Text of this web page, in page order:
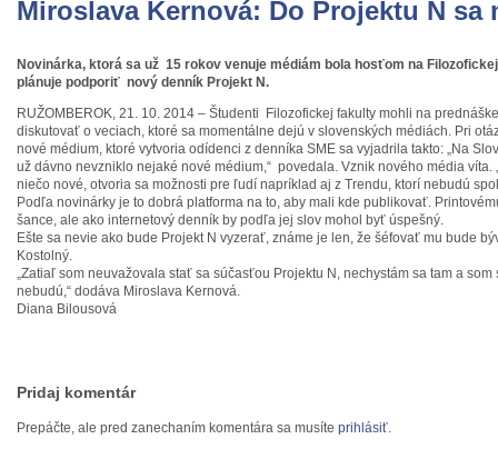
Miroslava Kernová: Do Projektu N sa
Novinárka, ktorá sa už 15 rokov venuje médiám bola hosťom na
plánuje podporiť nový denník Projekt N.
RUŽOMBEROK, 21. 10. 2014 – Študenti Filozofickej fakulty mohli na
diskutovať o veciach, ktoré sa momentálne dejú v slovenských médiách. Pri
nové médium, ktoré vytvoria odídenci z denníka SME sa vyjadrila takto: „Na
už dávno nevzniklo nejaké nové médium,“ povedala. Vznik nového média víta.
niečo nové, otvoria sa možnosti pre ľudí napríklad aj z Trendu, ktorí nebudú
Podľa novinárky je to dobrá platforma na to, aby mali kde publikovať.
šance, ale ako internetový denník by podľa jej slov mohol byť úspešný.
Ešte sa nevie ako bude Projekt N vyzerať, známe je len, že šéfovať mu bude
Kostolný.
„Zatiaľ som neuvažovala stať sa súčasťou Projektu N, nechystám sa tam a
nebudú,“ dodáva Miroslava Kernová.
Diana Bilousová
Pridaj komentár
Prepáčte, ale pred zanechaním komentára sa musíte prihlásiť.